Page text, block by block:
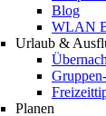
Blog
WLAN
Urlaub &
Planen